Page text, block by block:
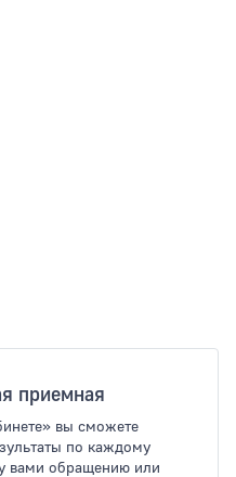
приемная
вы сможете
по каждому
вами обращению или